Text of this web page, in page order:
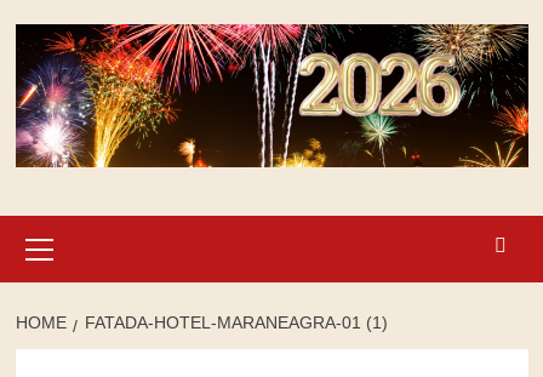
Menu
HOME FATADA-HOTEL-MARANEAGRA-01 (1)